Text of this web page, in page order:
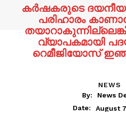
കർഷകരുടെ
പരിഹാരം
വ്യാപകമായി
റെമീജിയോസ്
NEWS
By:
News
Date:
August